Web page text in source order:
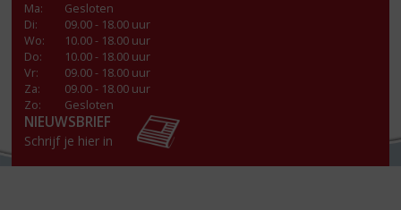
Ma:
Gesloten
Di:
09.00 - 18.00 uur
Wo:
10.00 - 18.00 uur
Do:
10.00 - 18.00 uur
Vr:
09.00 - 18.00 uur
Za:
09.00 - 18.00 uur
Zo:
Gesloten
NIEUWSBRIEF
Schrijf je hier in